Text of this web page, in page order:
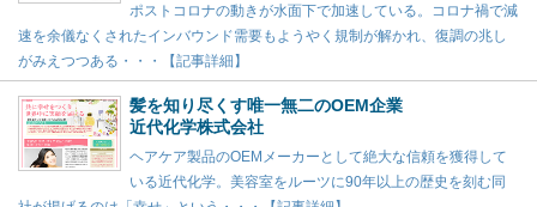
ポストコロナの動きが水面下で加速している。コロナ禍で減
速を余儀なくされたインバウンド需要もようやく規制が解かれ、復調の兆し
がみえつつある・・・【記事詳細】
髪を知り尽くす唯一無二のOEM企業
近代化学株式会社
ヘアケア製品のOEMメーカーとして絶大な信頼を獲得して
いる近代化学。美容室をルーツに90年以上の歴史を刻む同